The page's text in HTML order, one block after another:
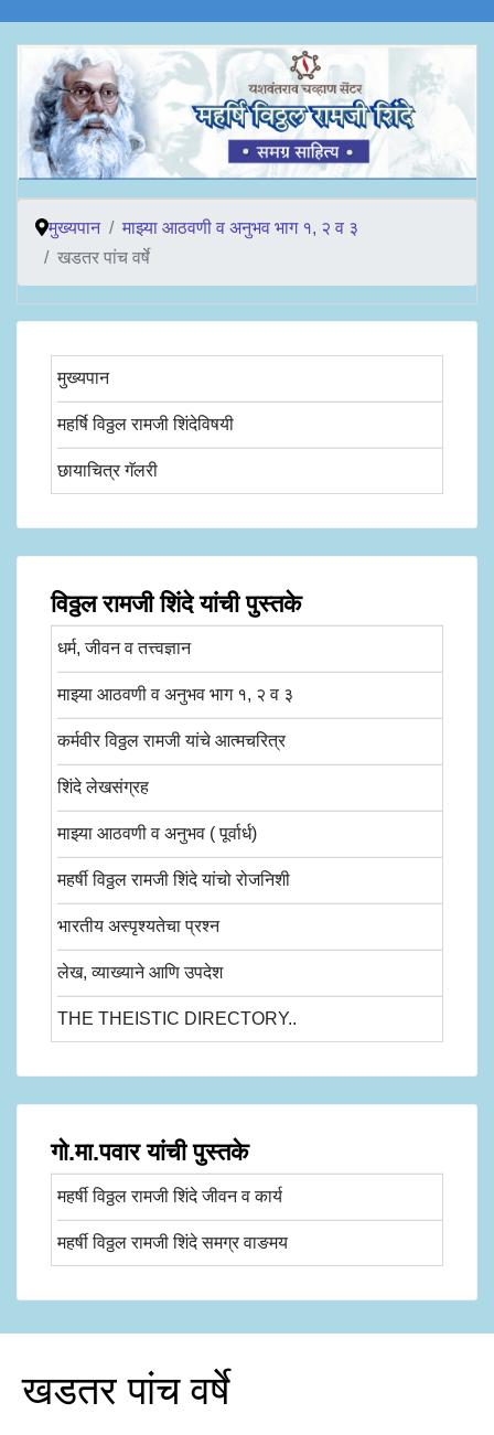
मुख्यपान
माझ्या आठवणी व अनुभव भाग १, २ व ३
खडतर पांच वर्षे
मुख्यपान
महर्षि विठ्ठल रामजी शिंदेविषयी
छायाचित्र गॅलरी
विठ्ठल रामजी शिंदे यांची पुस्तके
धर्म, जीवन व तत्त्वज्ञान
माझ्या आठवणी व अनुभव भाग १, २ व ३
कर्मवीर विठ्ठल रामजी यांचे आत्मचरित्र
शिंदे लेखसंग्रह
माझ्या आठवणी व अनुभव ( पूर्वार्ध)
महर्षी विठ्ठल रामजी शिंदे यांचो रोजनिशी
भारतीय अस्पृश्यतेचा प्रश्न
लेख, व्याख्याने आणि उपदेश
THE THEISTIC DIRECTORY..
गो.मा.पवार यांची पुस्तके
महर्षी विठ्ठल रामजी शिंदे जीवन व कार्य
महर्षी विठ्ठल रामजी शिंदे समग्र वाङमय
खडतर पांच वर्षे